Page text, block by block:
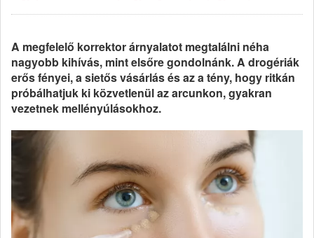
A megfelelő korrektor árnyalatot megtalálni néha
nagyobb kihívás, mint elsőre gondolnánk. A drogériák
erős fényei, a sietős vásárlás és az a tény, hogy ritkán
próbálhatjuk ki közvetlenül az arcunkon, gyakran
vezetnek mellényúlásokhoz.